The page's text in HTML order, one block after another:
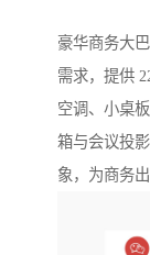
豪华商务大
需求，提供
空调、小桌
箱与会议投
象，为商务